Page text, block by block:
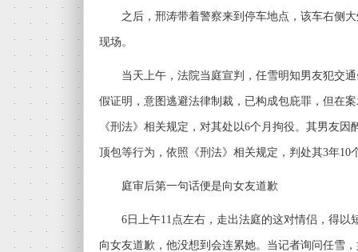
之后，邢涛带着警察来到停车地点，该车右侧大
现场。
当天上午，法院当庭宣判，任雪明知男友犯交通
假证明，意图逃避法律制裁，已构成包庇罪，但在
《刑法》相关规定，对其处以6个月拘役。其男友
顶包等行为，依照《刑法》相关规定，判处其3年10
庭审后第一句话便是向女友道歉
6日上午11点左右，走出法庭的这对情侣，得以
向女友道歉，他没想到会连累她。当记者询问任雪